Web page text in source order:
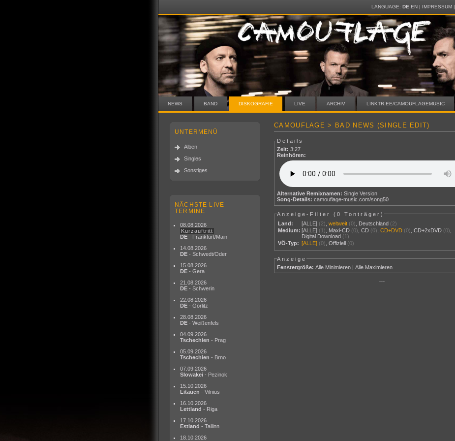
LANGUAGE: DE EN| IMPRESSUM|
NEWS BAND DISKOGRAFIE LIVE ARCHIV LINKTR.EE/CAMOUFLAGEMUSIC
UNTERMENÜ
Alben
Singles
Sonstiges
NÄCHSTE LIVE
TERMINE
08.08.2026
Kurzauftritt
DE - Frankfurt/Main
14.08.2026
DE - Schwedt/Oder
15.08.2026
DE - Gera
21.08.2026
DE - Schwerin
22.08.2026
DE - Görlitz
28.08.2026
DE - Weißenfels
04.09.2026
Tschechien - Prag
05.09.2026
Tschechien - Brno
07.09.2026
Slowakei - Pezinok
15.10.2026
Litauen - Vilnius
16.10.2026
Lettland - Riga
17.10.2026
Estland - Tallinn
18.10.2026
CAMOUFLAGE > BAD NEWS (SINGLE EDIT)
Details
Zeit: 3:27
Reinhören:
Alternative Remixnamen: Single Version
Song-Details: camouflage-music.com/song50
Anzeige-Filter (0 Tonträger)
Land:
[ALLE] (2) ,weltweit (0) Deutschland (2)
Medium: [ALLE] (1) Maxi-CD (0) ,CD (0) ,CD+DVD (0) ,CD+2xDVD (0)
Digital Download (1)
VÖ-Typ: [ALLE] (0) ,Offiziell (0)
Anzeige
Fenstergröße: Alle Minimieren |Alle Maximieren
···